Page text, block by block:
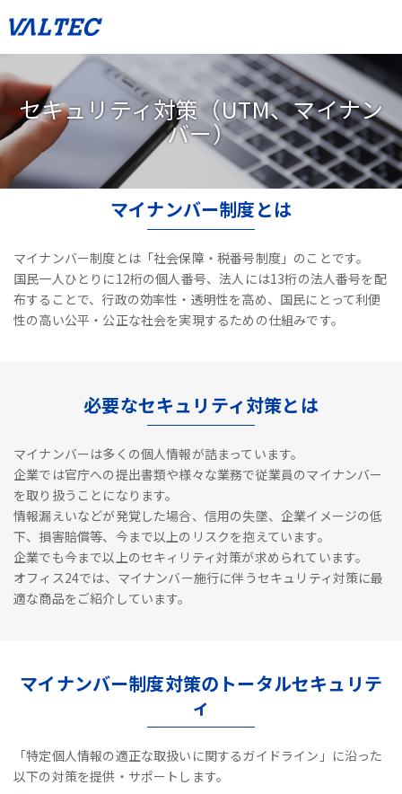
セキュリティ対策（UTM、マイナン
バー）
マイナンバー制度とは
マイナンバー制度とは「社会保障・税番号制度」のことです。
国民一人ひとりに12桁の個人番号、法人には13桁の法人番号を配
布することで、 行政の効率性・透明性を高め、国民にとって利便
性の高い公平・公正な社会を実現するための仕組みです。
必要なセキュリティ対策とは
マイナンバーは多くの個人情報が詰まっています。
企業では官庁への提出書類や様々な業務で従業員のマイナンバー
を取り扱うことになります。
情報漏えいなどが発覚した場合、信用の失墜、企業イメージの低
下、損害賠償等、今まで以上のリスクを抱えています。
企業でも今まで以上のセキィリティ対策が求められています。
オフィス24では、マイナンバー施行に伴うセキュリティ対策に最
適な商品をご紹介しています。
マイナンバー制度対策のトータルセキュリテ
ィ
「特定個人情報の適正な取扱いに関するガイドライン」に沿った
以下の対策を提供・サポートします。